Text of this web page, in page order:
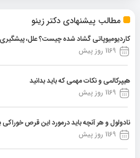
مطالب پیشنهادی دکتر زینو
کاردیومیوپاتی گشاد شده چیست؟ علل،
1169 روز پیش
هیپرکالمی و نکات مهمی که باید بدانید
1169 روز پیش
نادولول و هر آنچه باید درمورد این قرص خوراکی
1169 روز پیش